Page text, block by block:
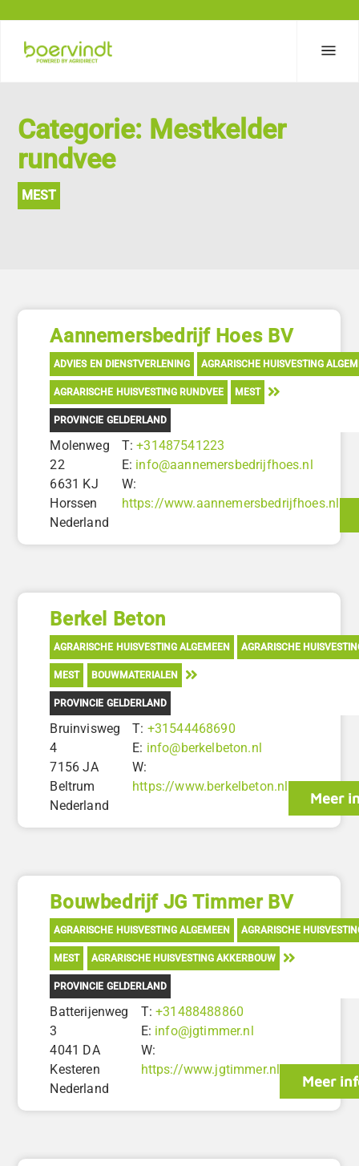
Categorie: Mestkelder
rundvee
MEST
Aannemersbedrijf Hoes BV
ADVIES EN DIENSTVERLENING AGRARISCHE HUISVESTING
AGRARISCHE HUISVESTING RUNDVEE MEST
PROVINCIE GELDERLAND
Molenweg
22
6631 KJ
Horssen
Nederland
T:+31487541223
E: info@aannemersbedrijfhoes.nl
W:
https://www.aannemersbedrijfhoes.nl
Berkel Beton
AGRARISCHE HUISVESTING ALGEMEEN AGRARISCHE
MEST BOUWMATERIALEN
PROVINCIE GELDERLAND
Bruinvisweg
4
7156 JA
Beltrum
Nederland
T: +31544468690
E: info@berkelbeton.nl
W:
https://www.berkelbeton.nl
Meer
Bouwbedrijf JG Timmer BV
AGRARISCHE HUISVESTING ALGEMEEN AGRARISCHE
MEST AGRARISCHE HUISVESTING AKKERBOUW
PROVINCIE GELDERLAND
Batterijenweg
3
4041 DA
Kesteren
Nederland
T:+31488488860
E: info@jgtimmer.nl
W:
https://www.jgtimmer.nl
Meer